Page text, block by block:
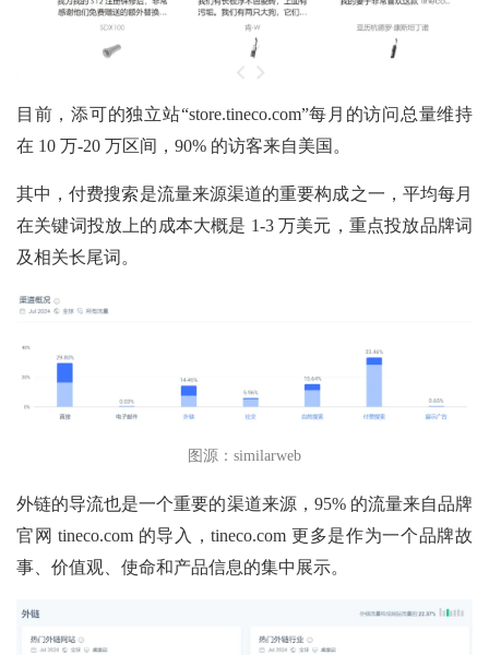
目前，添可的独立站“store.tineco.com”每月的访问总量维持
在 10 万-20 万区间，90% 的访客来自美国。
其中，付费搜索是流量来源渠道的重要构成之一，平均每月
在关键词投放上的成本大概是 1-3 万美元，重点投放品牌词
及相关长尾词。
图源：similarweb
外链的导流也是一个重要的渠道来源，95% 的流量来自品牌
官网 tineco.com 的导入，tineco.com 更多是作为一个品牌故
事、价值观、使命和产品信息的集中展示。